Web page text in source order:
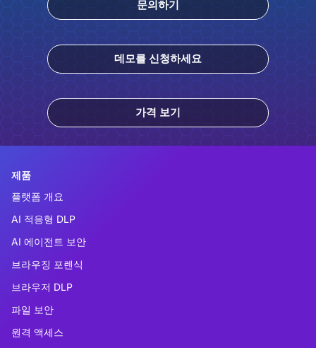
문의하기
데모를 신청하세요
가격 보기
제품
플랫폼 개요
AI 적응형 DLP
AI 에이전트 보안
브라우징 포렌식
브라우저 DLP
파일 보안
원격 액세스